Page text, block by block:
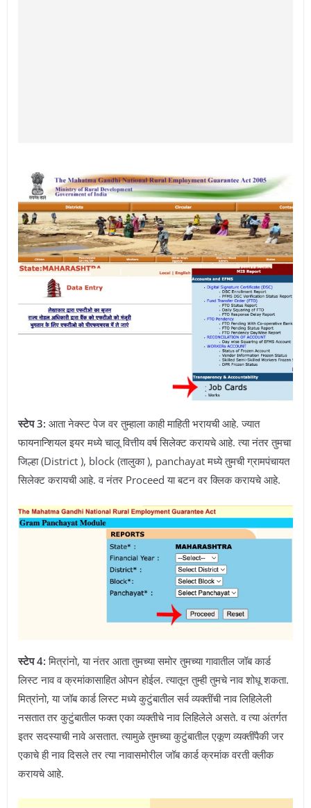
स्टेप 3: आता नेक्स्ट पेज वर तुम्हाला काही माहिती भरायची आहे. ज्यात
फायनान्शियल इयर मध्ये चालू वित्तीय वर्ष सिलेक्ट करायचे आहे. त्या नंतर तुमचा
जिल्हा (District ), block (तालुका ), panchayat मध्ये तुमची ग्रामपंचायत
सिलेक्ट करायची आहे. व नंतर Proceed या बटन वर क्लिक करायचे आहे.
स्टेप 4: मित्रांनो, या नंतर आता तुमच्या समोर तुमच्या गावातील जॉब कार्ड
लिस्ट नाव व क्रमांकासाहित ओपन होईल. त्यातून तुम्ही तुमचे नाव शोधू शकता.
मित्रांनो, या जॉब कार्ड लिस्ट मध्ये कुटुंबातील सर्व व्यक्तींची नाव लिहिलेली
नसतात तर कुटुंबातील फक्त एका व्यक्तीचे नाव लिहिलेले असते. व त्या अंतर्गत
इतर सदस्याची नावे असतात. त्यामुळे तुमच्या कुटुंबातील एकूण व्यक्तींपैकी जर
एकाचे ही नाव दिसले तर त्या नावासमोरील जॉब कार्ड क्रमांक वरती क्लीक
करायचे आहे.